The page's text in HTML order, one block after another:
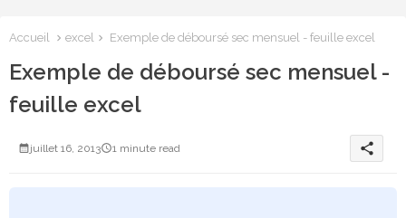
Accueil excel Exemple de déboursé sec mensuel - feuille excel
Exemple de déboursé sec mensuel -
feuille excel
juillet 16, 2013 1 minute read share